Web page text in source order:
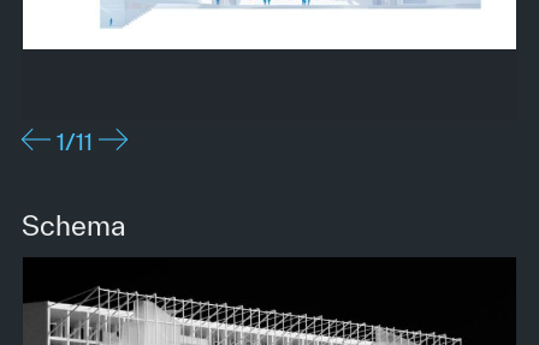
1/11
Schema